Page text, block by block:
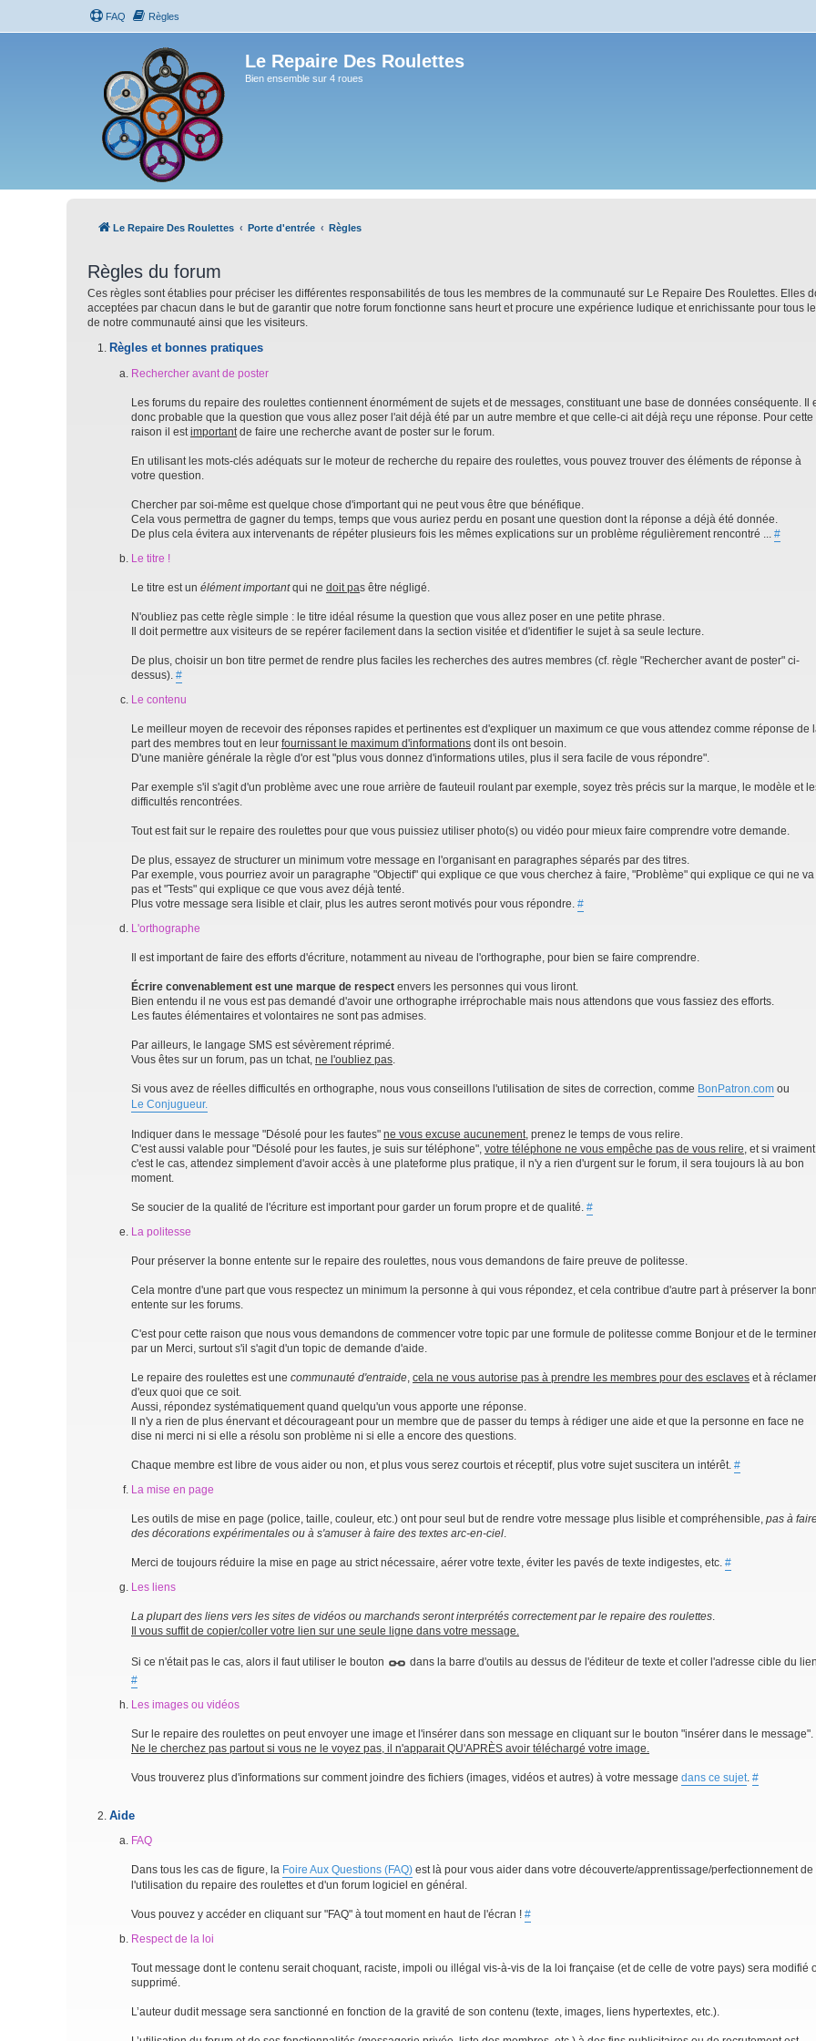
FAQ Règles
Le Repaire Des Roulettes
Bien ensemble sur 4 roues
Le Repaire Des Roulettes Porte d'entrée Règles
Règles du forum
Ces règles sont établies pour préciser les différentes responsabilités de tous les membres de la communauté sur Le Repaire Des Roulettes. Elles
acceptées par chacun dans le but de garantir que notre forum fonctionne sans heurt et procure une expérience ludique et enrichissante pour tous
de notre communauté ainsi que les visiteurs.
Règles et bonnes pratiques
Rechercher avant de poster
Les forums du repaire des roulettes contiennent énormément de sujets et de messages, constituant une base de données conséquente. Il
donc probable que la question que vous allez poser l'ait déjà été par un autre membre et que celle-ci ait déjà reçu une réponse. Pour cette
raison il est important de faire une recherche avant de poster sur le forum.
En utilisant les mots-clés adéquats sur le moteur de recherche du repaire des roulettes, vous pouvez trouver des éléments de réponse à
votre question.
Chercher par soi-même est quelque chose d'important qui ne peut vous être que bénéfique.
Cela vous permettra de gagner du temps, temps que vous auriez perdu en posant une question dont la réponse a déjà été donnée.
De plus cela évitera aux intervenants de répéter plusieurs fois les mêmes explications sur un problème régulièrement rencontré ... #
Le titre !
Le titre est un élément importantqui ne doit pas être négligé.
N'oubliez pas cette règle simple : le titre idéal résume la question que vous allez poser en une petite phrase.
Il doit permettre aux visiteurs de se repérer facilement dans la section visitée et d'identifier le sujet à sa seule lecture.
De plus, choisir un bon titre permet de rendre plus faciles les recherches des autres membres (cf. règle "Rechercher avant de poster" ci-
dessus). #
Le contenu
Le meilleur moyen de recevoir des réponses rapides et pertinentes est d'expliquer un maximum ce que vous attendez comme réponse de
part des membres tout en leur fournissant le maximum d'informations dont ils ont besoin.
D'une manière générale la règle d'or est "plus vous donnez d'informations utiles, plus il sera facile de vous répondre".
Par exemple s'il s'agit d'un problème avec une roue arrière de fauteuil roulant par exemple, soyez très précis sur la marque, le modèle et
difficultés rencontrées.
Tout est fait sur le repaire des roulettes pour que vous puissiez utiliser photo(s) ou vidéo pour mieux faire comprendre votre demande.
De plus, essayez de structurer un minimum votre message en l'organisant en paragraphes séparés par des titres.
Par exemple, vous pourriez avoir un paragraphe "Objectif" qui explique ce que vous cherchez à faire, "Problème" qui explique ce qui ne va
pas et "Tests" qui explique ce que vous avez déjà tenté.
Plus votre message sera lisible et clair, plus les autres seront motivés pour vous répondre. #
L'orthographe
Il est important de faire des efforts d'écriture, notamment au niveau de l'orthographe, pour bien se faire comprendre.
Écrire convenablement est une marque de respect envers les personnes qui vous liront.
Bien entendu il ne vous est pas demandé d'avoir une orthographe irréprochable mais nous attendons que vous fassiez des efforts.
Les fautes élémentaires et volontaires ne sont pas admises.
Par ailleurs, le langage SMS est sévèrement réprimé.
Vous êtes sur un forum, pas un tchat, ne l'oubliez pas
Si vous avez de réelles difficultés en orthographe, nous vous conseillons l'utilisation de sites de correction, comme BonPatron.com ou
Le Conjugueur.
Indiquer dans le message "Désolé pour les fautes" ne vous excuse aucunement , prenez le temps de vous relire.
C'est aussi valable pour "Désolé pour les fautes, je suis sur téléphone", votre téléphone ne vous empêche pas de vous relire , et si vraiment
c'est le cas, attendez simplement d'avoir accès à une plateforme plus pratique, il n'y a rien d'urgent sur le forum, il sera toujours là au bon
moment.
Se soucier de la qualité de l'écriture est important pour garder un forum propre et de qualité. #
La politesse
Pour préserver la bonne entente sur le repaire des roulettes, nous vous demandons de faire preuve de politesse.
Cela montre d'une part que vous respectez un minimum la personne à qui vous répondez, et cela contribue d'autre part à préserver la
entente sur les forums.
C'est pour cette raison que nous vous demandons de commencer votre topic par une formule de politesse comme Bonjour et de le terminer
par un Merci, surtout s'il s'agit d'un topic de demande d'aide.
Le repaire des roulettes est une communauté d'entraide cela ne vous autorise pas à prendre les membres pour des esclaves et à réclamer
d'eux quoi que ce soit.
Aussi, répondez systématiquement quand quelqu'un vous apporte une réponse.
Il n'y a rien de plus énervant et décourageant pour un membre que de passer du temps à rédiger une aide et que la personne en face ne
dise ni merci ni si elle a résolu son problème ni si elle a encore des questions.
Chaque membre est libre de vous aider ou non, et plus vous serez courtois et réceptif, plus votre sujet suscitera un intérêt. #
La mise en page
Les outils de mise en page (police, taille, couleur, etc.) ont pour seul but de rendre votre message plus lisible et compréhensible, pas à
des décorations expérimentales ou à s'amuser à faire des textes arc-en-ciel
Merci de toujours réduire la mise en page au strict nécessaire, aérer votre texte, éviter les pavés de texte indigestes, etc. #
Les liens
La plupart des liens vers les sites de vidéos ou marchands seront interprétés correctement par le repaire des roulettes
Il vous suffit de copier/coller votre lien sur une seule ligne dans votre message.
Si ce n'était pas le cas, alors il faut utiliser le bouton
dans la barre d'outils au dessus de l'éditeur de texte et coller l'adresse cible du
#
Les images ou vidéos
Sur le repaire des roulettes on peut envoyer une image et l'insérer dans son message en cliquant sur le bouton "insérer dans le message".
Ne le cherchez pas partout si vous ne le voyez pas, il n'apparait QU'APRÈS avoir téléchargé votre image.
Vous trouverez plus d'informations sur comment joindre des fichiers (images, vidéos et autres) à votre message dans ce sujet #
Aide
FAQ
Dans tous les cas de figure, la Foire Aux Questions (FAQ) est là pour vous aider dans votre découverte/apprentissage/perfectionnement de
l'utilisation du repaire des roulettes et d'un forum logiciel en général.
Vous pouvez y accéder en cliquant sur "FAQ" à tout moment en haut de l'écran ! #
Respect de la loi
Tout message dont le contenu serait choquant, raciste, impoli ou illégal vis-à-vis de la loi française (et de celle de votre pays) sera modifié
supprimé.
L’auteur dudit message sera sanctionné en fonction de la gravité de son contenu (texte, images, liens hypertextes, etc.).